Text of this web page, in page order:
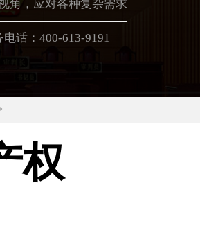
角，应对各种复杂需求
电话：400-613-9191
权